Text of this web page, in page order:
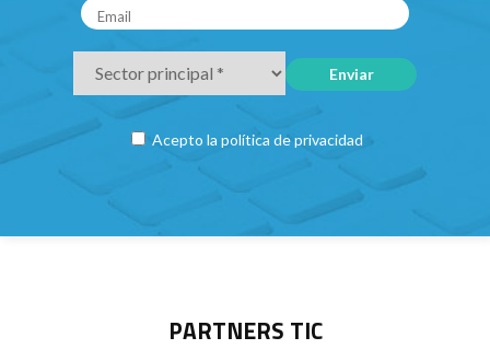
Acepto la política de privacidad
PARTNERS TIC